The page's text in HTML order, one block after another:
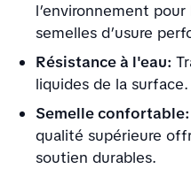
l’environnement
semelles d’usure
Résistance à l'eau:
liquides de la surface.
Semelle confortable:
qualité supérieure
soutien durables.